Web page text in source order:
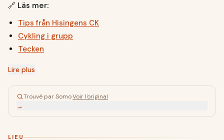
🔗 Läs mer:
Tips från Hisingens CK
Cykling i grupp
Tecken
Lire plus
Trouvé par SomoVoir l'original
→
LIEU